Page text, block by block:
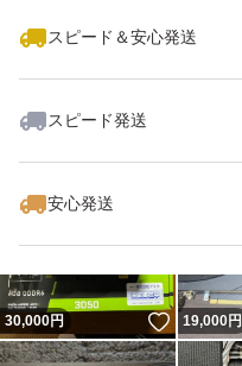
スピード＆安心発送
スピード発送
安心発送
30,000円 いいね！
19,000円